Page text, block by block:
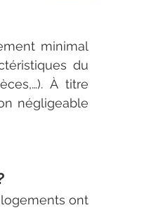
minimal
du
À titre
négligeable
ont